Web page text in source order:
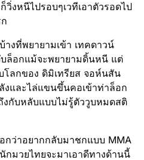
วิ่งหนีไปรอบๆเวทีเอาตัวรอดไป
งที่พยายามเข้า เทคดาวน์
ล็อกแม้จะพยายามดิ้นหนี แต่
โลกของ ดิมิเทรียส จอห์นสัน
และไล่แขนขึ้นคอเข้าท่าล็อก
งกับหลับแบบไม่รู้ตัววูบหมดสติ
กว่าอยากกลับมาชกแบบ MMA
กมวยไทยจะมาเอาดีทางด้านนี้